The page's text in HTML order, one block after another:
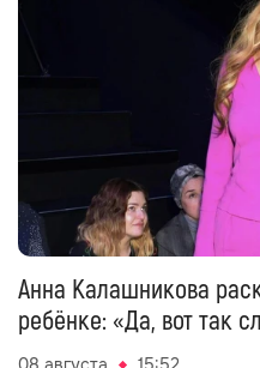
Анна Калашникова
ребёнке: «Да, вот так